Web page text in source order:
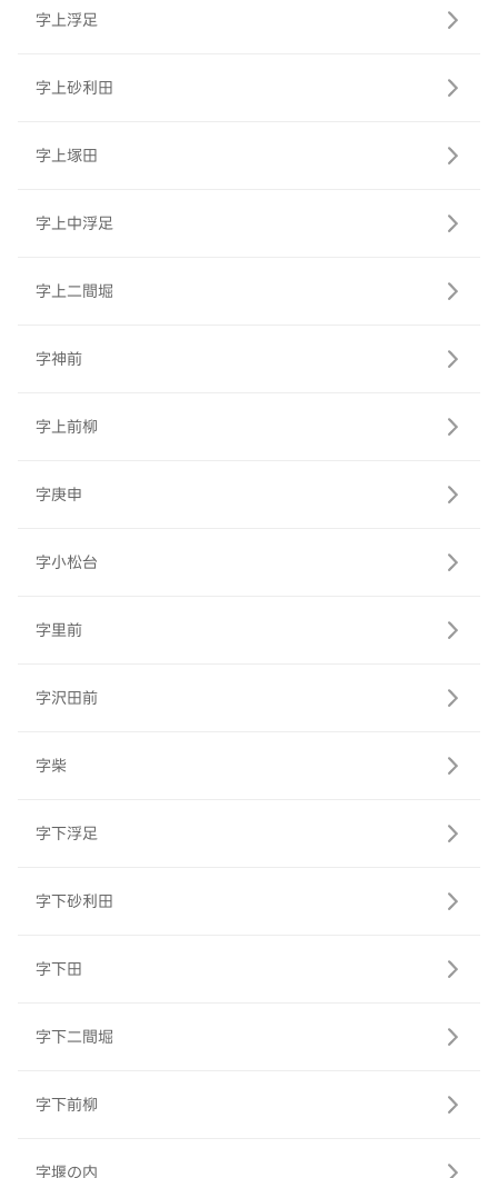
字上浮足
字上砂利田
字上塚田
字上中浮足
字上二間堀
字神前
字上前柳
字庚申
字小松台
字里前
字沢田前
字柴
字下浮足
字下砂利田
字下田
字下二間堀
字下前柳
字堰の内